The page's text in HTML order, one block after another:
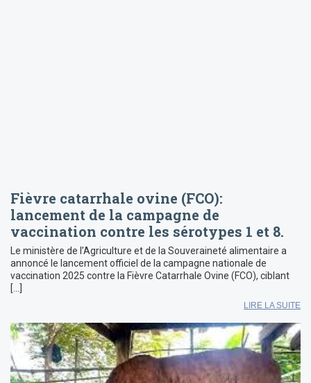
Fièvre catarrhale ovine (FCO):
lancement de la campagne de
vaccination contre les sérotypes 1 et 8.
Le ministère de l’Agriculture et de la Souveraineté alimentaire a
annoncé le lancement officiel de la campagne nationale de
vaccination 2025 contre la Fièvre Catarrhale Ovine (FCO), ciblant
[…]
LIRE LA SUITE